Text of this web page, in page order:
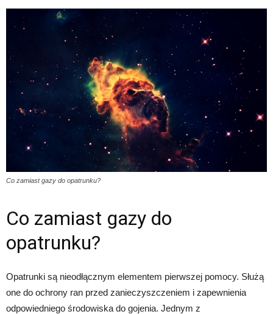
Co zamiast gazy do opatrunku?
Co zamiast gazy do
opatrunku?
Opatrunki są nieodłącznym elementem pierwszej pomocy. Służą
one do ochrony ran przed zanieczyszczeniem i zapewnienia
odpowiedniego środowiska do gojenia. Jednym z